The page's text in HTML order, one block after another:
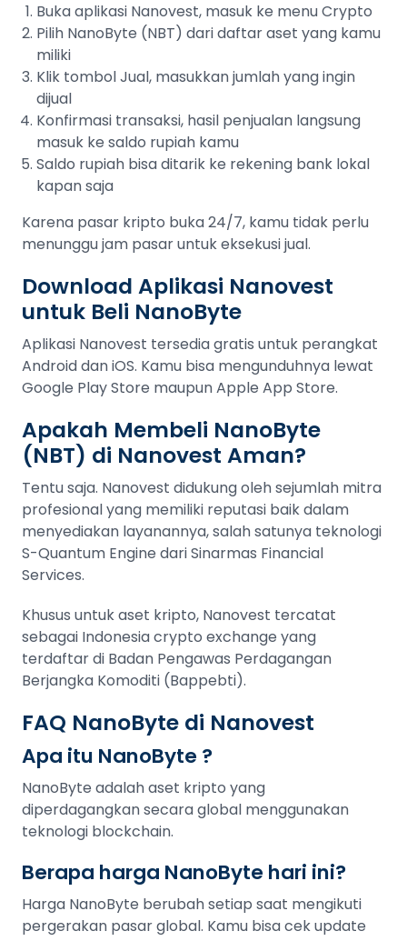
Buka aplikasi Nanovest, masuk ke menu Crypto
Pilih NanoByte (NBT) dari daftar aset yang kamu
miliki
Klik tombol Jual, masukkan jumlah yang ingin
dijual
Konfirmasi transaksi, hasil penjualan langsung
masuk ke saldo rupiah kamu
Saldo rupiah bisa ditarik ke rekening bank lokal
kapan saja
Karena pasar kripto buka 24/7, kamu tidak perlu
menunggu jam pasar untuk eksekusi jual.
Download Aplikasi Nanovest
untuk Beli NanoByte
Aplikasi Nanovest tersedia gratis untuk perangkat
Android dan iOS. Kamu bisa mengunduhnya lewat
Google Play Store maupun Apple App Store.
Apakah Membeli NanoByte
(NBT) di Nanovest Aman?
Tentu saja. Nanovest didukung oleh sejumlah mitra
profesional yang memiliki reputasi baik dalam
menyediakan layanannya, salah satunya teknologi
S-Quantum Engine dari Sinarmas Financial
Services.
Khusus untuk aset kripto, Nanovest tercatat
sebagai Indonesia crypto exchange yang
terdaftar di Badan Pengawas Perdagangan
Berjangka Komoditi (Bappebti).
FAQ NanoByte di Nanovest
Apa itu NanoByte ?
NanoByte adalah aset kripto yang
diperdagangkan secara global menggunakan
teknologi blockchain.
Berapa harga NanoByte hari ini?
Harga NanoByte berubah setiap saat mengikuti
pergerakan pasar global. Kamu bisa cek update